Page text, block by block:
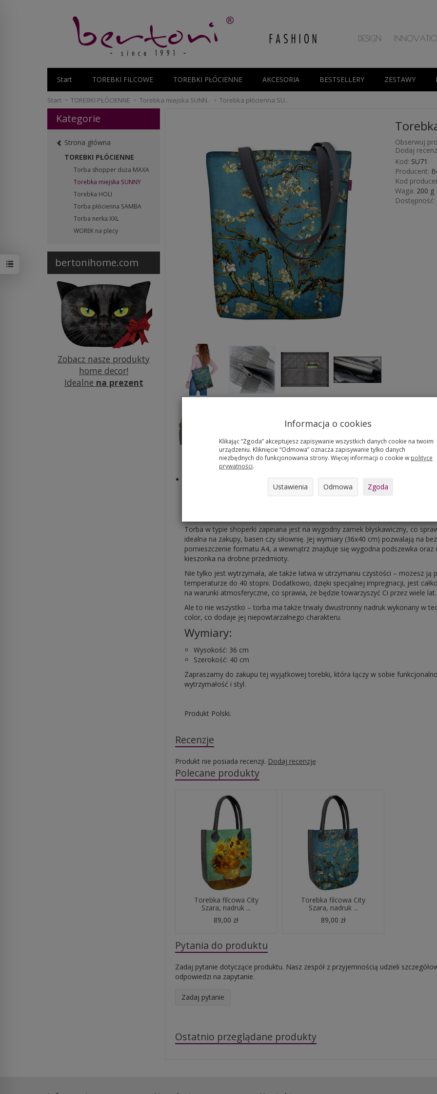
Start TOREBKI FILCOWE TOREBKI PŁÓCIENNE AKCESORIA BESTSELLERY ZESTAWY
Start TOREBKI PŁÓCIENNE Torebka miejska SUNN.. Torebka płócienna SU..
Obserwuj
Dodaj
Kod: SU71
Producent:
Kod
Waga: 200 g
Dostępność:
Torebka płócienna SUNNY - Almond
Torba marki Bertoni model SUNNY jest idealnym wyborem dla osób ceniących
Torba w typie shoperki zapinana jest na wygodny zamek błyskawiczny, co
idealna na zakupy, basen czy siłownię. Jej wymiary (36x40 cm) pozwalają na
pomieszczenie formatu A4, a wewnątrz znajduje się wygodna podszewka oraz
kieszonka na drobne przedmioty.
Nie tylko jest wytrzymała, ale także łatwa w utrzymaniu czystości – możesz ją
temperaturze do 40 stopni. Dodatkowo, dzięki specjalnej impregnacji, jest
na warunki atmosferyczne, co sprawia, że będzie towarzyszyć Ci przez wiele lat.
Ale to nie wszystko – torba ma także trwały dwustronny nadruk wykonany w
color, co dodaje jej niepowtarzalnego charakteru.
Wymiary:
Wysokość: 36 cm
Szerokość: 40 cm
Zapraszamy do zakupu tej wyjątkowej torebki, która łączy w sobie
wytrzymałość i styl.
Produkt Polski.
Recenzje
Produkt nie posiada recenzji. Dodaj recenzję
Polecane produkty
Torebka filcowa City
Szara, nadruk ...
89,00 zł
Torebka filcowa City
Szara, nadruk ...
89,00 zł
Pytania do produktu
Zadaj pytanie dotyczące produktu. Nasz zespół z przyjemnością udzieli
odpowiedzi na zapytanie.
Zadaj pytanie
Ostatnio przeglądane produkty
Kategorie
Strona główna
TOREBKI PŁÓCIENNE
Torba shopper duża MAXA
Torebka miejska SUNNY
Torebka HOLI
Torba płócienna SAMBA
Torba nerka XXL
WOREK na plecy
bertonihome.com
Zobacz nasze produkty
home decor!
Idealne na prezent
Informacja o cookies
Klikając “Zgoda” akceptujesz zapisywanie wszystkich danych cookie na twoim
urządzeniu. Kliknięcie “Odmowa” oznacza zapisywanie tylko danych
niezbędnych do funkcjonowania strony. Więcej informacji o cookie w polityce
prywatności.
Ustawienia Odmowa Zgoda